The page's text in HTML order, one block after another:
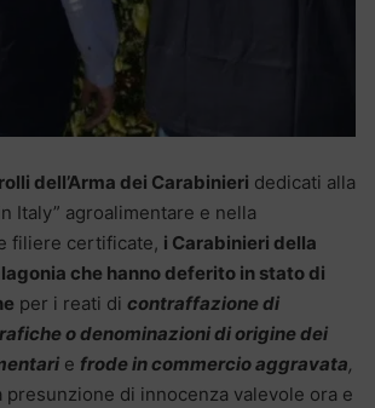
dell’Arma dei Carabinieri dedicati alla
Italy” agroalimentare e nella
filiere certificate, i Carabinieri della
che hanno deferito in stato di
per i reati di contraffazione di
o denominazioni di origine dei
e frode in commercio aggravata,
presunzione di innocenza valevole ora e